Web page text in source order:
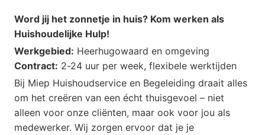
Word jij het zonnetje in huis? Kom werken als
Huishoudelijke Hulp!
Werkgebied: Heerhugowaard en omgeving
Contract: 2-24 uur per week, flexibele werktijden
Bij Miep Huishoudservice en Begeleiding draait alles
om het creëren van een écht thuisgevoel – niet
alleen voor onze cliënten, maar ook voor jou als
medewerker. Wij zorgen ervoor dat je je